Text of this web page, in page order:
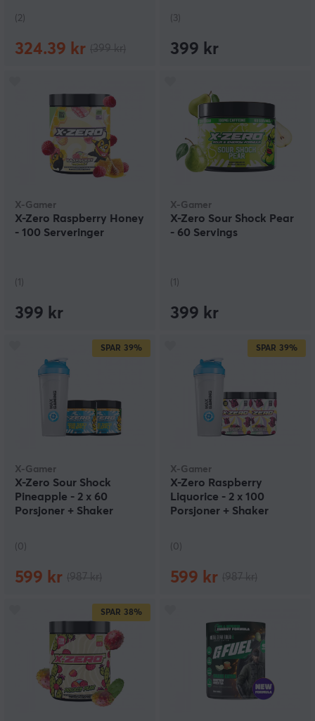
(2)
324.39 kr
(3)
399 kr
X-Gamer
X-Zero Raspberry Honey
- 100 Serveringer
(1)
399 kr
X-Gamer
X-Zero Sour Shock Pear
- 60 Servings
(1)
399 kr
SPAR 39%
X-Gamer
X-Zero Sour Shock
Pineapple - 2 x 60
Porsjoner + Shaker
(0)
599 kr
SPAR 39%
X-Gamer
X-Zero Raspberry
Liquorice - 2 x 100
Porsjoner + Shaker
(0)
599 kr
SPAR 38%